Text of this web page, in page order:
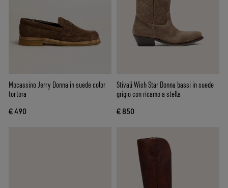
Mocassino Jerry Donna in suede color
tortora
€ 490
Stivali Wish Star Donna bassi in suede
grigio con ricamo a stella
€ 850